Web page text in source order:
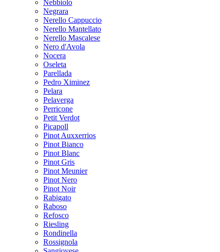
Nebbiolo
Negrara
Nerello Cappuccio
Nerello Mantellato
Nerello Mascalese
Nero d'Avola
Nocera
Oseleta
Parellada
Pedro Ximinez
Pelara
Pelaverga
Perricone
Petit Verdot
Picapoll
Pinot Auxxerrios
Pinot Bianco
Pinot Blanc
Pinot Gris
Pinot Meunier
Pinot Nero
Pinot Noir
Rabigato
Raboso
Refosco
Riesling
Rondinella
Rossignola